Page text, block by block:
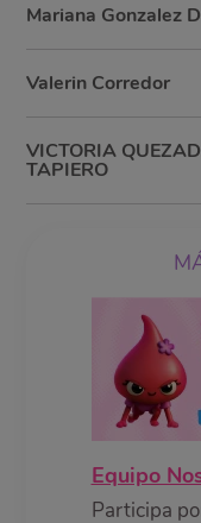
Equipo
Participa
Mariana Gonzalez
Valerin Corredor
VICTORIA
TAPIERO